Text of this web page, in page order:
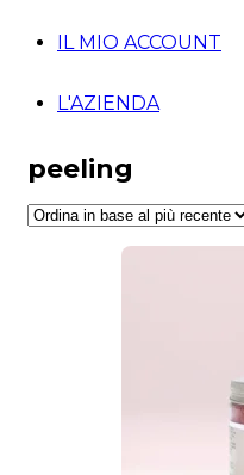
IL MIO ACCOUNT
L'AZIENDA
peeling